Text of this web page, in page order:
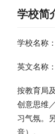
学校简
学校名称：
英文名称：
按教育局
创意思维
习气氛。